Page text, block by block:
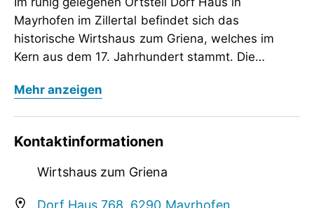
Mayrhofen im Zillertal befindet sich das
historische Wirtshaus zum Griena, welches im
Kern aus dem 17. Jahrhundert stammt. Die
hundert Jahre zurück. Früher als Wohnhaus und
Heute ein Jahrhunderte altes, unter
Denkmalschutz stehendes Juwel, mit den ältesten
gemütlichen Gasthauses ist unverwechselbar.
Mayrhofen im Zillertal befindet sich das
Geschichte des einstigen Bauernhofes geht viele
hundert Jahre zurück. Früher als Wohnhaus und
wurde der „Griena“ schließlich zum Gasthaus.
Mehr anzeigen
Kontaktinformationen
Wirtshaus zum Griena
Dorf Haus 768, 6290 Mayrhofen,